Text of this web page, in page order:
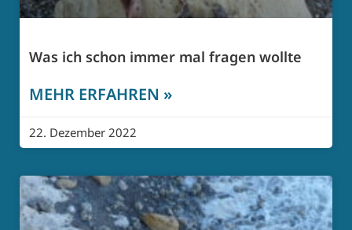
Was ich schon immer mal fragen wollte
MEHR ERFAHREN »
22. Dezember 2022